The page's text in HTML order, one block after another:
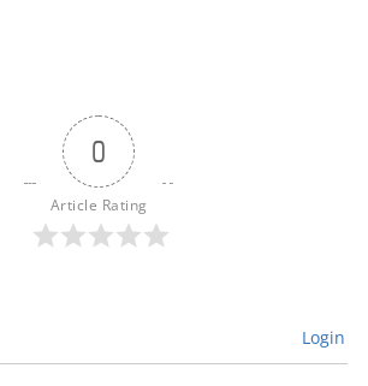
0
Article Rating
Login